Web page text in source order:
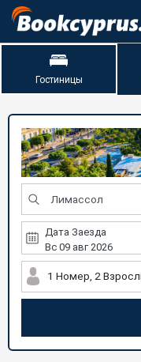
Гостиницы
Дата Заезда
1 Номер, 2